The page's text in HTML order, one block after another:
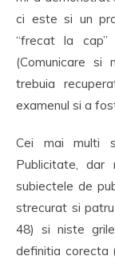
ci este si un
“frecat la
(Comunicare si
trebuia
examenul si a
Cei mai multi
Publicitate,
subiectele de
strecurat si
48) si niste
definitia corecta